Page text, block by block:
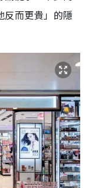
反而更貴」的隱